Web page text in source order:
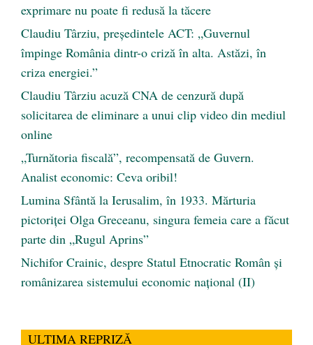
exprimare nu poate fi redusă la tăcere
Claudiu Târziu, președintele ACT: „Guvernul
împinge România dintr-o criză în alta. Astăzi, în
criza energiei.”
Claudiu Târziu acuză CNA de cenzură după
solicitarea de eliminare a unui clip video din mediul
online
„Turnătoria fiscală”, recompensată de Guvern.
Analist economic: Ceva oribil!
Lumina Sfântă la Ierusalim, în 1933. Mărturia
pictoriței Olga Greceanu, singura femeia care a făcut
parte din „Rugul Aprins”
Nichifor Crainic, despre Statul Etnocratic Român şi
românizarea sistemului economic naţional (II)
ULTIMA REPRIZĂ